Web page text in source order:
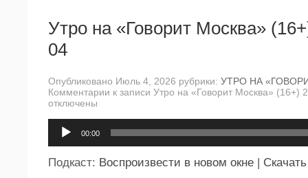
Утро на «Говорит Москва»
04
Опубликовано Июль 4, 2026 рубрики: УТРО НА
Комментарии к записи Утро на «Говорит Москва» (16+)
отключены
00:00
Подкаст: Воспроизвести в новом окне | Скачать